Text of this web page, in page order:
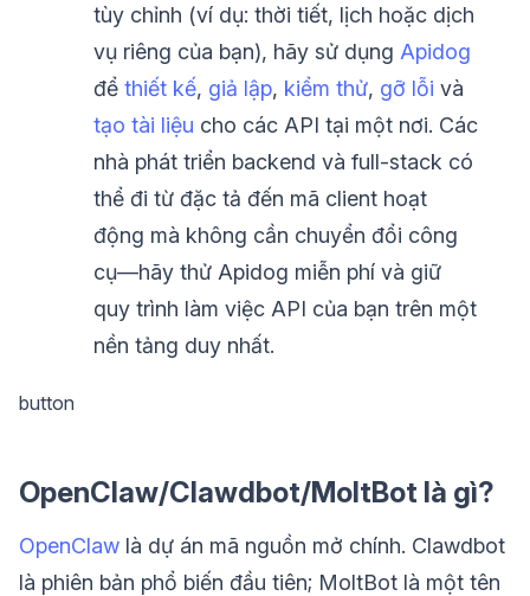
tùy chỉnh (ví dụ: thời tiết, lịch hoặc dịch
vụ riêng của bạn), hãy sử dụng Apidog
đểthiết kế, giả lập, kiểm thử, gỡ lỗi và
tạo tài liệu cho các API tại một nơi. Các
nhà phát triển backend và full-stack có
thể đi từ đặc tả đến mã client hoạt
động mà không cần chuyển đổi công
cụ—hãy thử Apidog miễn phí và giữ
quy trình làm việc API của bạn trên một
nền tảng duy nhất.
button
OpenClaw/Clawdbot/MoltBot là gì?
OpenClaw là dự án mã nguồn mở chính. Clawdbot
là phiên bản phổ biến đầu tiên; MoltBot là một tên